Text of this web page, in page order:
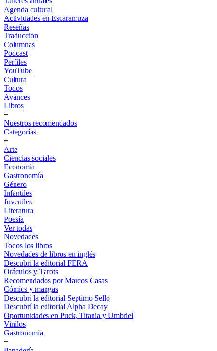
Agenda cultural
Actividades en Escaramuza
Reseñas
Traducción
Columnas
Podcast
Perfiles
YouTube
Cultura
Todos
Avances
Libros
+
Nuestros recomendados
Categorías
+
Arte
Ciencias sociales
Economía
Gastronomía
Género
Infantiles
Juveniles
Literatura
Poesía
Ver todas
Novedades
Todos los libros
Novedades de libros en inglés
Descubrí la editorial FERA
Oráculos y Tarots
Recomendados por Marcos Casas
Cómics y mangas
Descubri la editorial Septimo Sello
Descubrí la editorial Alpha Decay
Oportunidades en Puck, Titania y Umbriel
Vinilos
Gastronomía
+